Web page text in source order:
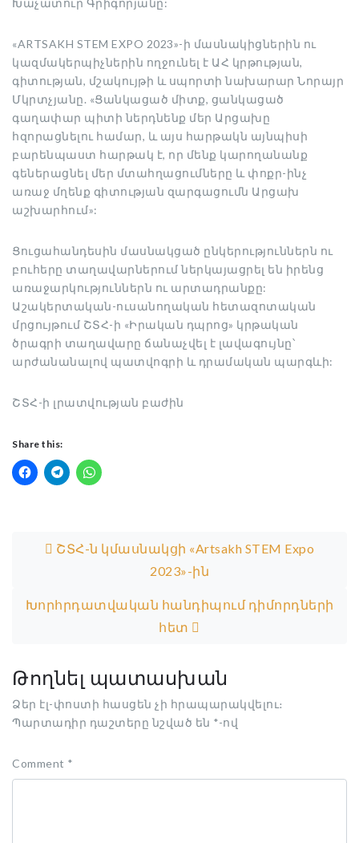
Խաչատուր Գրիգորյանը:
«ARTSAKH STEM EXPO 2023»-ի մասնակիցներին ու
կազմակերպիչներին ողջունել է ԱՀ կրթության,
գիտության, մշակույթի և սպորտի նախարար Նորայր
Մկրտչյանը. «Ցանկացած միտք, ցանկացած
գաղափար պիտի ներդնենք մեր Արցախը
հզորացնելու համար, և այս հարթակն այնպիսի
բարենպաստ հարթակ է, որ մենք կարողանանք
գեներացնել մեր մտահղացումները և փոքր-ինչ
առաջ մղենք գիտության զարգացումն Արցախ
աշխարհում»:
Ցուցահանդեսին մասնակցած ընկերություններն ու
բուհերը տաղավարներում ներկայացրել են իրենց
առաջարկություններն ու արտադրանքը:
Աշակերտական-ուսանողական հետազոտական
մրցույթում ՇՏՀ-ի «Իրական դպրոց» կրթական
ծրագրի տաղավարը ճանաչվել է լավագույնը՝
արժանանալով պատվոգրի և դրամական պարգևի:
ՇՏՀ-ի լրատվության բաժին
Share this:
ՇՏՀ-ն կմասնակցի «Artsakh STEM Expo
2023»-ին
Խորհրդատվական հանդիպում դիմորդների
հետ
Թողնել պատասխան
Ձեր էլ-փոստի հասցեն չի հրապարակվելու։
Պարտադիր դաշտերը նշված են *-ով
Comment *